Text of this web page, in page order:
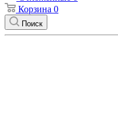
Корзина 0
Поиск